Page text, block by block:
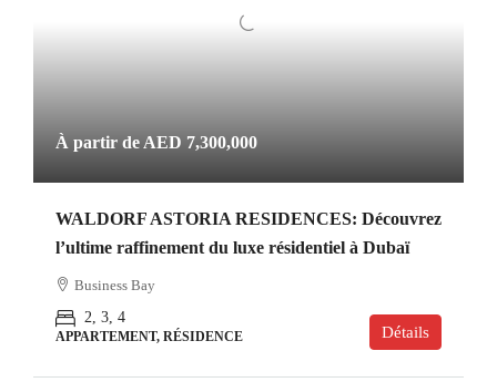
À partir de AED 7,300,000
WALDORF ASTORIA RESIDENCES: Découvrez
l’ultime raffinement du luxe résidentiel à Dubaï
Business Bay
2, 3, 4
APPARTEMENT, RÉSIDENCE Détails